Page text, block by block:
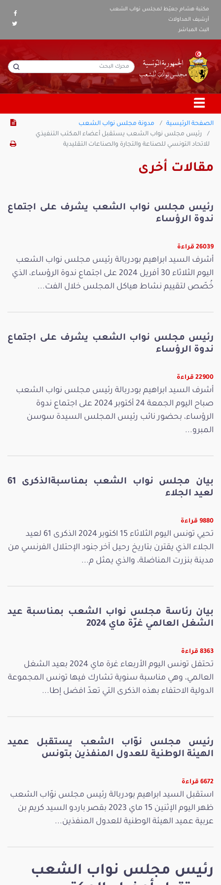
مكتبة هشام جعيّط لمجلس نواب الشعب
أرشيف المداولات
البث المباشر
الصفحة الرئيسية
مدونة مجلس نواب الشعب
رئيس مجلس نواب الشعب يستقبل أعضاء المكتب التنفيذي
للاتحاد التونسي للصناعة والتجارة والصناعات التقليدية
رئيس مجلس نواب الشعب
مقالات أخرى
رئيس مجلس نواب الشعب يشرف على اجتماع
ندوة الرؤساء
26039 قراءة
أشرف السيد ابراهيم بودربالة رئيس مجلس نواب الشعب
اليوم الثلاثاء 30 أفريل 2024 على اجتماع ندوة الرؤساء، الذي
خُصّص لتقييم نشاط هياكل المجلس خلال الفت...
رئيس مجلس نواب الشعب يشرف على اجتماع
ندوة الرؤساء
22900 قراءة
أشرف السيد ابراهيم بودربالة رئيس مجلس نواب الشعب
صباح اليوم الجمعة 24 أكتوبر 2024 على اجتماع ندوة
الرؤساء، بحضور نائب رئيس المجلس السيدة سوسن
المبرو...
بيان مجلس نواب الشعب بمناسبةالذكرى 61
لعيد الجلاء
9880 قراءة
تحيي تونس اليوم الثلاثاء 15 اكتوبر 2024 الذكرى 61 لعيد
الجلاء الذي يقترن بتاريخ رحيل آخر جنود الإحتلال الفرنسي من
مدينة بنزرت المناضلة، والذي يمثل م...
بيان رئاسة مجلس نواب الشعب بمناسبة عيد
الشغل العالمي غرّة ماي 2024
8363 قراءة
تحتفل تونس اليوم الأربعاء غرة ماي 2024 بعيد الشغل
العالمي، وهي مناسبة سنوية تشارك فيها تونس المجموعة
الدولية الاحتفاء بهذه الذكرى التي تعدّ افضل إطا...
رئيس مجلس نوّاب الشعب يستقبل عميد
الهيئة الوطنية للعدول المنفذين بتونس
6672 قراءة
استقبل السيد ابراهيم بودربالة رئيس مجلس نوّاب الشعب
ظهر اليوم الإثنين 15 ماي 2023 بقصر باردو السيد كريم بن
عربية عميد الهيئة الوطنية للعدول المنفذين...